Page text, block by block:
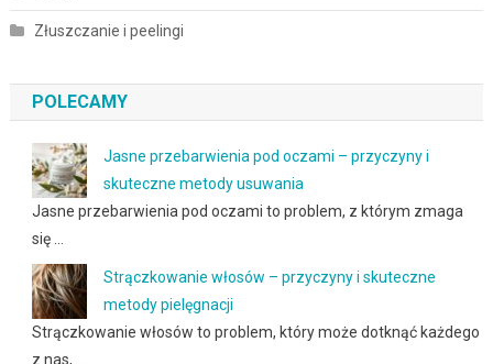
Złuszczanie i peelingi
POLECAMY
Jasne przebarwienia pod oczami – przyczyny i
skuteczne metody usuwania
Jasne przebarwienia pod oczami to problem, z którym zmaga
się …
Strączkowanie włosów – przyczyny i skuteczne
metody pielęgnacji
Strączkowanie włosów to problem, który może dotknąć każdego
z nas, …